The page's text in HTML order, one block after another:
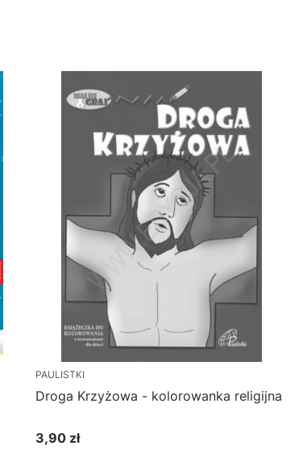
PAULISTKI
Droga Krzyżowa - kolorowanka religijna
Cena
3,90 zł